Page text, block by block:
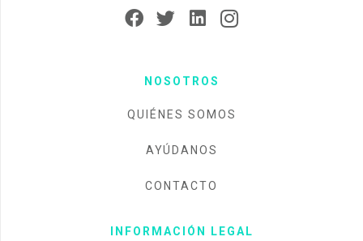
NOSOTROS
QUIÉNES SOMOS
AYÚDANOS
CONTACTO
INFORMACIÓN LEGAL